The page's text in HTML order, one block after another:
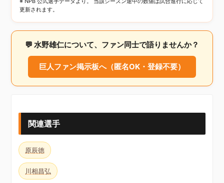
更新されます。
💬 水野雄仁について、ファン同士で語りませんか？
巨人ファン掲示板へ（匿名OK・登録不要）
関連選手
原辰徳
川相昌弘